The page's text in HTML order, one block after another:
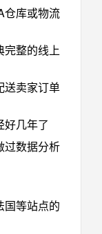
仓库或物流
完整的线上
送卖家订单
好几年了
过数据分析
国等站点的